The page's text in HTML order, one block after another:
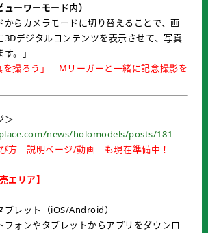
ーワーモード内）
からカメラモードに切り替えることで、画
3Dデジタルコンテンツを表示させて、写真
。」
を撮ろう」 Mリーガーと一緒に記念撮影を
＞
news/holomodels/posts/181
方 説明ページ/動画 も現在準備中！
エリア】
ブレット（iOS/Android）
フォンやタブレットからアプリをダウンロ